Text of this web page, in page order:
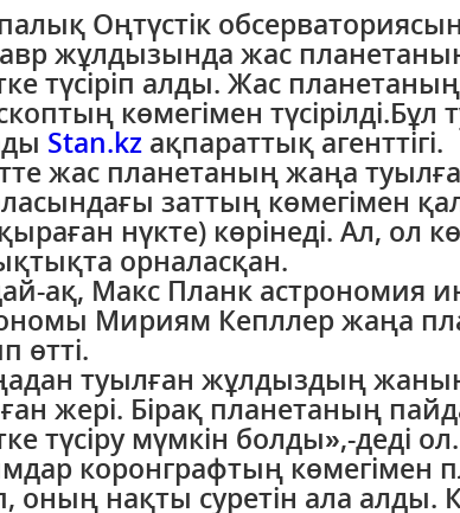
Оңтүстік
жұлдызында жас
түсіріп алды. Жас
көмегімен
Stan.kz ақпараттық агенттігі.
жас планетаның жаңа
заттың көмегімен
нүкте) көрінеді. Ал, ол
орналасқан.
ақ, Макс Планк астрономия
Мириям Кепллер жаңа
өтті.
туылған жұлдыздың
жері. Бірақ планетаның
түсіру мүмкін болды»,-деді ол.
коронграфтың
оның нақты суретін ала алды.